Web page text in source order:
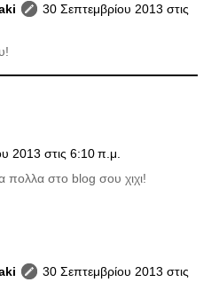
30 Σεπτεμβρίου 2013 στις
2013 στις 6:10 π.μ.
πολλα στο blog σου χιχι!
30 Σεπτεμβρίου 2013 στις